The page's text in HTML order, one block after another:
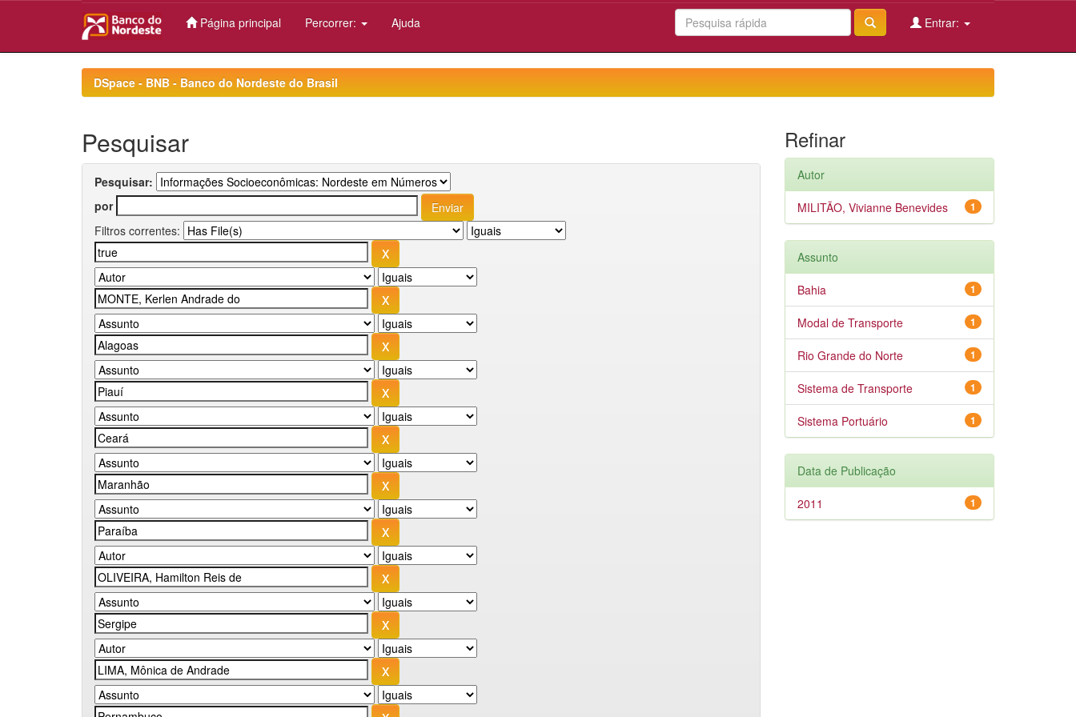
Página principal Percorrer: Ajuda Entrar:
DSpace - BNB - Banco do Nordeste do Brasil
Pesquisar
Pesquisar:
por
Filtros correntes:
Refinar
Autor
1
MILITÃO, Vivianne Benevides
Assunto
1
Bahia
1
Modal de Transporte
1
Rio Grande do Norte
1
Sistema de Transporte
1
Sistema Portuário
Data de Publicação
1
2011